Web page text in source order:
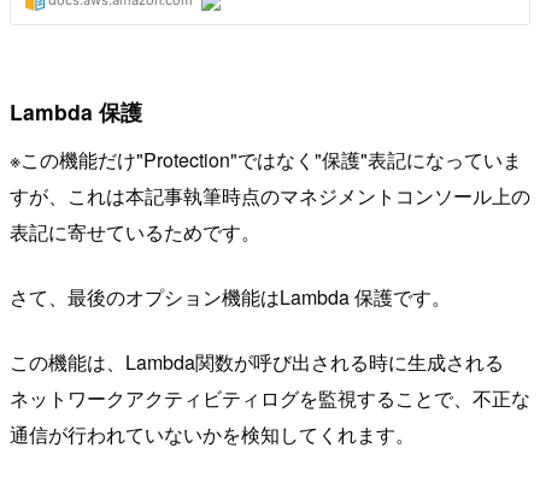
Lambda 保護
※この機能だけ"Protection"ではなく"保護"表記になっていま
すが、これは本記事執筆時点のマネジメントコンソール上の
表記に寄せているためです。
さて、最後のオプション機能はLambda 保護です。
この機能は、Lambda関数が呼び出される時に生成される
ネットワークアクティビティログを監視することで、不正な
通信が行われていないかを検知してくれます。